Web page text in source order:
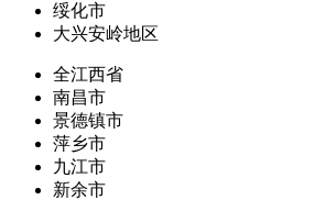
绥化市
大兴安岭地区
全江西省
南昌市
景德镇市
萍乡市
九江市
新余市